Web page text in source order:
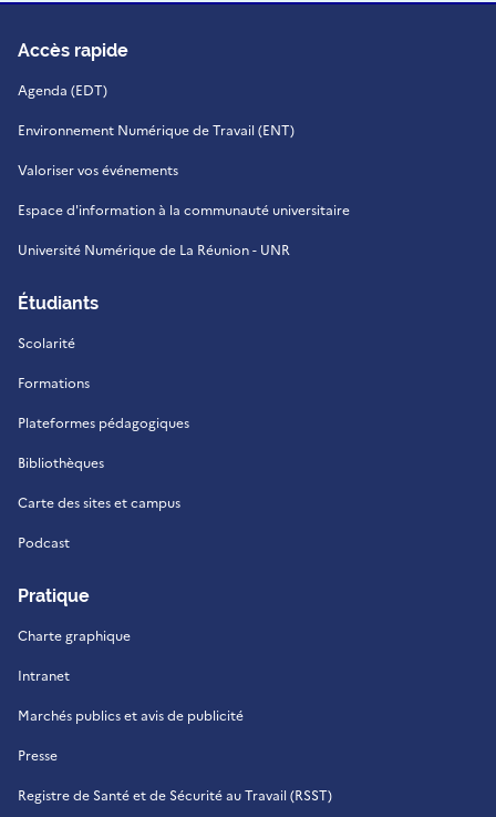
Accès rapide
Agenda (EDT)
Environnement Numérique de Travail (ENT)
Valoriser vos événements
Espace d'information à la communauté universitaire
Université Numérique de La Réunion - UNR
Étudiants
Scolarité
Formations
Plateformes pédagogiques
Bibliothèques
Carte des sites et campus
Podcast
Pratique
Charte graphique
Intranet
Marchés publics et avis de publicité
Presse
Registre de Santé et de Sécurité au Travail (RSST)